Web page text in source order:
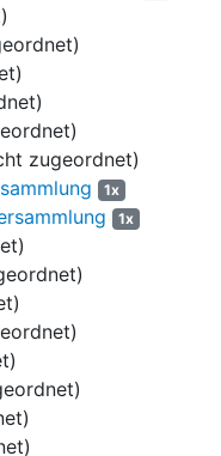
als
nur für§ 361 AktG
der Normtext das Wort
ersichtlich, dass der
eine Änderung
hat (vgl. BGH,
05,BGHZ 169, 221
Auffassung
ohne
Recht zunächst für
BGB. Verweigert die
ist der Vertrag endgültig
AG 2017, 717, 722;
84; Weber, DNotZ 2018,
888, 893; K. Schmidt,
30 V 2 a, S. 927;
zugeordnet)
1x
1x